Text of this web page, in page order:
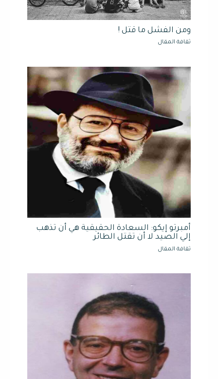
ومن الفشل ما قتل !
ثقافة المقال
أمبرتو إيكو: السعادة الحقيقية هي أن تذهب
إلي الصيد لا أن تقتل الطائر
ثقافة المقال